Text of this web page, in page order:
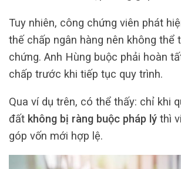
Tuy nhiên, công chứng viên phát
thế chấp ngân hàng nên không thể
chứng. Anh Hùng buộc phải hoàn
chấp trước khi tiếp tục quy trình.
Qua ví dụ trên, có thể thấy: chỉ khi
đất không bị ràng buộc pháp lý thì
góp vốn mới hợp lệ.